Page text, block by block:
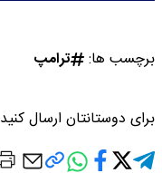
برچسب ها: ترامپ
برای دوستانتان ارسال کنید